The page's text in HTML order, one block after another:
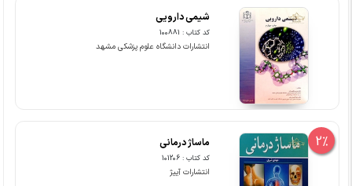
شیمی دارویی
کد کتاب : 100881
انتشارات دانشگاه علوم پزشکی مشهد
2% ماساژ درمانی
کد کتاب : 101206
انتشارات آییژ